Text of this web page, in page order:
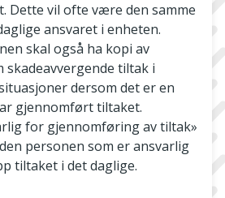
Dette vil ofte være den samme
ansvaret i enheten.
skal også ha kopi av
skadeavvergende tiltak i
dersom det er en
gjennomført tiltaket.
for gjennomføring av tiltak»
personen som er ansvarlig
tiltaket i det daglige.